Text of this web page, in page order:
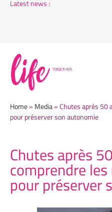
Latest news :
Home» Media»Chutes après 50
pour préserver son autonomie
Chutes après
comprendre
pour préserver